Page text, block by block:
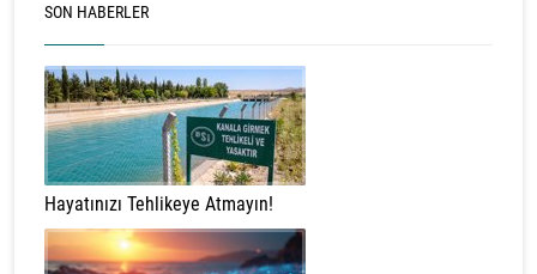
SON HABERLER
Hayatınızı Tehlikeye Atmayın!